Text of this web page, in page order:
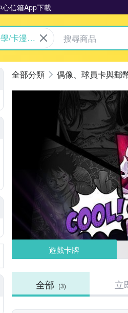
心信箱App下載
拍賣
/卡漫作
偶像、球員卡與郵
遊戲卡牌
全部 (3) 立